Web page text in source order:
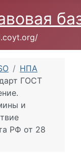
НПА
ГОСТ
и
РФ от 28